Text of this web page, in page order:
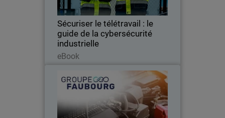
Sécuriser le télétravail : le
guide de la cybersécurité
industrielle
eBook
votre sécurité et protégez chaque
connexion de vos ateliers avec
WatchGuard…
Lire maintenant
Groupe Faubourg
Cybersécurité unifiée et surveillance